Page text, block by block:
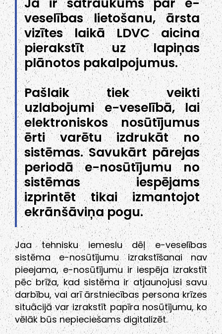
veselības lietošanu, ārsta
vizītes laikā LDVC aicina
pierakstīt uz lapiņas
plānotos pakalpojumus.
Pašlaik tiek veikti
uzlabojumi e-veselībā, lai
elektroniskos nosūtījumus
ērti varētu izdrukāt no
sistēmas. Savukārt pārejas
periodā e-nosūtījumu no
sistēmas iespējams
izprintēt tikai izmantojot
ekrānšāviņa pogu.
Jaa tehnisku iemeslu dēļ e-veselības
sistēma e-nosūtījumu izrakstīšanai nav
pieejama, e-nosūtījumu ir iespēja izrakstīt
pēc brīža, kad sistēma ir atjaunojusi savu
darbību, vai arī ārstniecības persona krīzes
situācijā var izrakstīt papīra nosūtījumu, ko
vēlāk būs nepieciešams digitalizēt.